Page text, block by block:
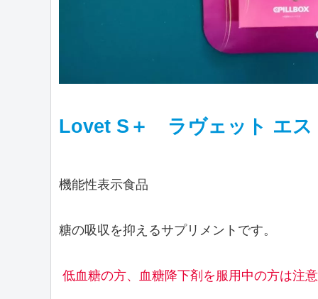
Lovet S＋ ラヴェット エス
機能性表示食品
糖の吸収を抑えるサプリメントです。
低血糖の方、血糖降下剤を服用中の方は注